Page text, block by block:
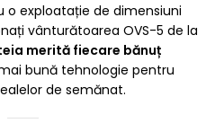
exploatație de dimensiuni
vânturătoarea OVS-5 de la
merită fiecare bănuț
bună tehnologie pentru
de semănat.